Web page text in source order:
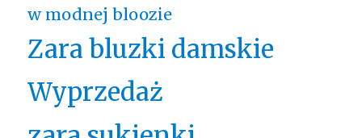
w modnej bloozie
Zara bluzki damskie
Wyprzedaż